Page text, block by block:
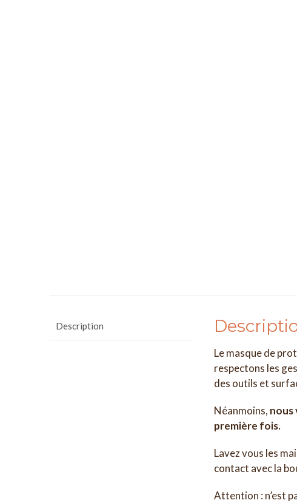
Description
Le masque de
respectons les
des outils et
Néanmoins, nous
première fois.
Lavez vous les
contact avec la
Attention : n’est